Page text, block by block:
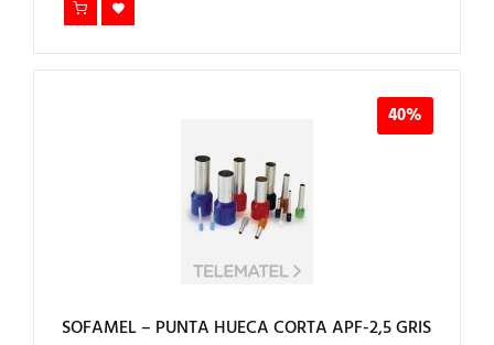
40%
SOFAMEL – PUNTA HUECA CORTA APF-2,5 GRIS